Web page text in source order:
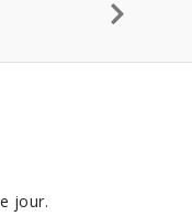
jour.